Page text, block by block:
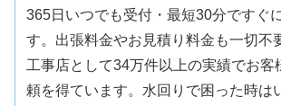
365日いつでも受付・最短30分ですぐ
す。出張料金やお見積り料金も一切不
工事店として34万件以上の実績でお客
頼を得ています。水回りで困った時は